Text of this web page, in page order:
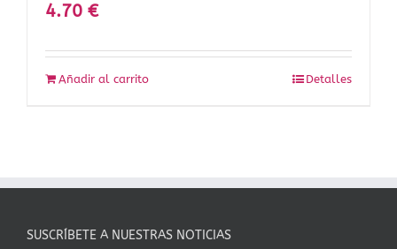
4.70 €
Añadir al carrito Detalles
SUSCRÍBETE A NUESTRAS NOTICIAS